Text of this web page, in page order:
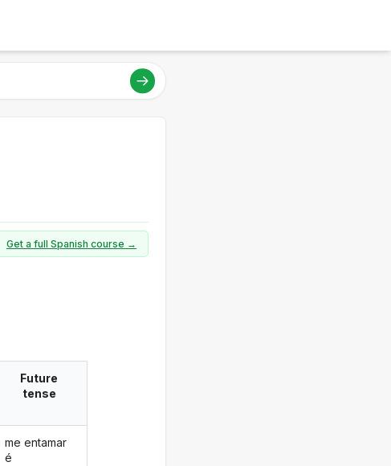
Get a full Spanish course →
Future
tense
me entamar
é